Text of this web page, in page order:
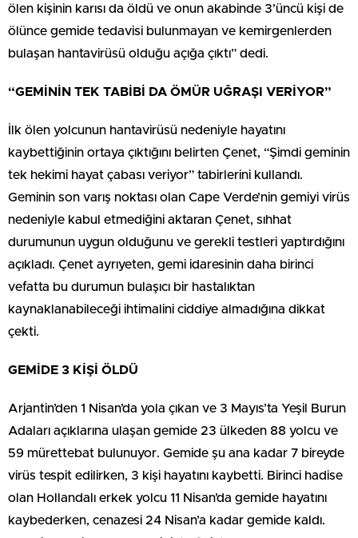
ölen kişinin karısı da öldü ve onun akabinde 3’üncü kişi de
ölünce gemide tedavisi bulunmayan ve kemirgenlerden
bulaşan hantavirüsü olduğu açığa çıktı” dedi.
“GEMİNİN TEK TABİBİ DA ÖMÜR UĞRAŞI VERİYOR”
İlk ölen yolcunun hantavirüsü nedeniyle hayatını
kaybettiğinin ortaya çıktığını belirten Çenet, “Şimdi geminin
tek hekimi hayat çabası veriyor” tabirlerini kullandı.
Geminin son varış noktası olan Cape Verde’nin gemiyi virüs
nedeniyle kabul etmediğini aktaran Çenet, sıhhat
durumunun uygun olduğunu ve gerekli testleri yaptırdığını
açıkladı. Çenet ayrıyeten, gemi idaresinin daha birinci
vefatta bu durumun bulaşıcı bir hastalıktan
kaynaklanabileceği ihtimalini ciddiye almadığına dikkat
çekti.
GEMİDE 3 KİŞİ ÖLDÜ
Arjantin’den 1 Nisan’da yola çıkan ve 3 Mayıs’ta Yeşil Burun
Adaları açıklarına ulaşan gemide 23 ülkeden 88 yolcu ve
59 mürettebat bulunuyor. Gemide şu ana kadar 7 bireyde
virüs tespit edilirken, 3 kişi hayatını kaybetti. Birinci hadise
olan Hollandalı erkek yolcu 11 Nisan’da gemide hayatını
kaybederken, cenazesi 24 Nisan’a kadar gemide kaldı.